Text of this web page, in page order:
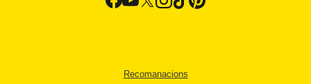
Recomanacions